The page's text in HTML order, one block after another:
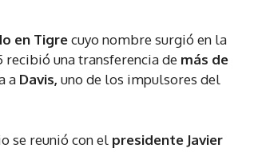
en Tigrecuyo nombre surgió en la
recibió una transferencia de más de
a Davis, uno de los impulsores del
se reunió con el presidente Javier